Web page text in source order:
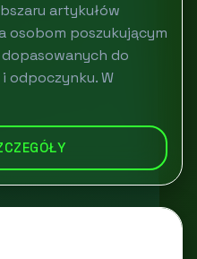
artykułów
osobom poszukującym
do
odpoczynku. W